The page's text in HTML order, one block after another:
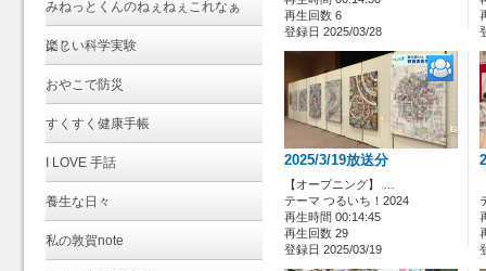
みねっとくんのねぇねぇこれなぁ
に？
楽しい科学実験
おやこで防災
すくすく健康手帳
I LOVE 手話
養生な日々
私の敦賀note
再生回数 6
登録日 2025/03/28
2025/3/19放送分
【オープニング】 …
テーマ つるいち！2024
再生時間 00:14:45
再生回数 29
登録日 2025/03/19